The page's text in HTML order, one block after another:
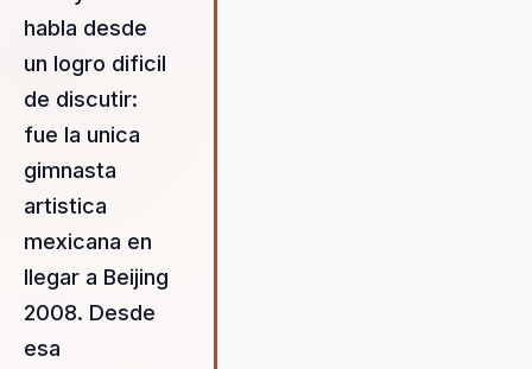
habla desde
un logro dificil
de discutir:
fue la unica
gimnasta
artistica
mexicana en
llegar a Beijing
2008. Desde
esa